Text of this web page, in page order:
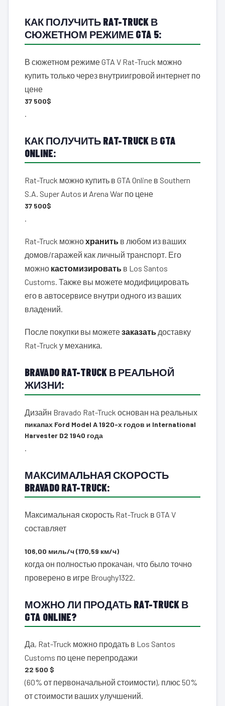
КАК ПОЛУЧИТЬ RAT-TRUCK В
СЮЖЕТНОМ РЕЖИМЕ GTA 5:
В сюжетном режиме GTA V Rat-Truck можно
купить только через внутриигровой интернет по
цене
37 500$
.
КАК ПОЛУЧИТЬ RAT-TRUCK В GTA
ONLINE:
Rat-Truck можно купить в GTA Online в Southern
S.A. Super Autos и Arena War по цене
37 500$
.
Rat-Truck можнохранить в любом из ваших
домов/гаражей как личный транспорт. Его
можно кастомизировать в Los Santos
Customs. Также вы можете модифицировать
его в автосервисе внутри одного из ваших
владений.
После покупки вы можетезаказать доставку
Rat-Truck у механика.
BRAVADO RAT-TRUCK В РЕАЛЬНОЙ
ЖИЗНИ:
Дизайн Bravado Rat-Truck основан на реальных
пикапах Ford Model A 1920-х годов и International
Harvester D2 1940 года
.
МАКСИМАЛЬНАЯ СКОРОСТЬ
BRAVADO RAT-TRUCK:
Максимальная скорость Rat-Truck в GTA V
составляет
106,00 миль/ч (170,59 км/ч)
когда он полностью прокачан, что было точно
проверено в игре Broughy1322.
МОЖНО ЛИ ПРОДАТЬ RAT-TRUCK В
GTA ONLINE?
Да, Rat-Truck можно продать в Los Santos
Customs по цене перепродажи
22 500 $
(60% от первоначальной стоимости), плюс 50%
от стоимости ваших улучшений.